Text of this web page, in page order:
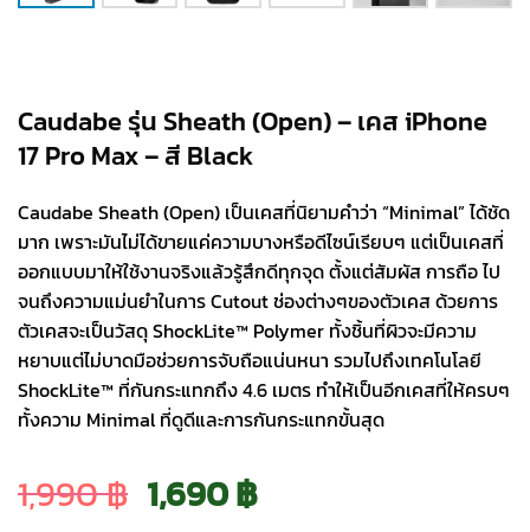
Caudabe รุ่น Sheath (Open) – เคส iPhone
17 Pro Max – สี Black
Caudabe Sheath (Open) เป็นเคสที่นิยามคำว่า “Minimal” ได้ชัด
มาก เพราะมันไม่ได้ขายแค่ความบางหรือดีไซน์เรียบๆ แต่เป็นเคสที่
ออกแบบมาให้ใช้งานจริงแล้วรู้สึกดีทุกจุด ตั้งแต่สัมผัส การถือ ไป
จนถึงความแม่นยำในการ Cutout ช่องต่างๆของตัวเคส ด้วยการ
ตัวเคสจะเป็นวัสดุ ShockLite™ Polymer ทั้งชิ้นที่ผิวจะมีความ
หยาบแต่ไม่บาดมือช่วยการจับถือแน่นหนา รวมไปถึงเทคโนโลยี
ShockLite™ ที่กันกระแทกถึง 4.6 เมตร ทำให้เป็นอีกเคสที่ให้ครบๆ
ทั้งความ Minimal ที่ดูดีและการกันกระแทกขั้นสุด
1,990฿ Original
1,690฿Current